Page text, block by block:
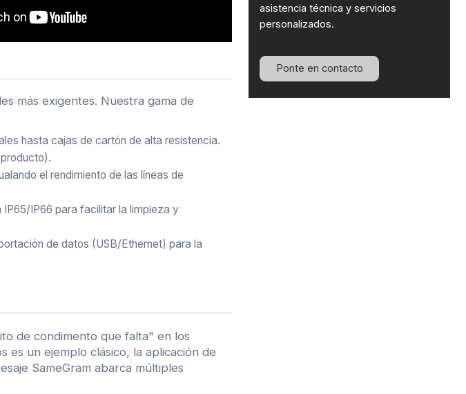
más exigentes. Nuestra gama de
hasta cajas de cartón de alta resistencia.
el rendimiento de las líneas de
IP66 para facilitar la limpieza y
de datos (USB/Ethernet) para la
de condimento que falta" en los
es un ejemplo clásico, la aplicación de
SameGram abarca múltiples
asistencia técnica y servicios
personalizados.
Ponte en contacto